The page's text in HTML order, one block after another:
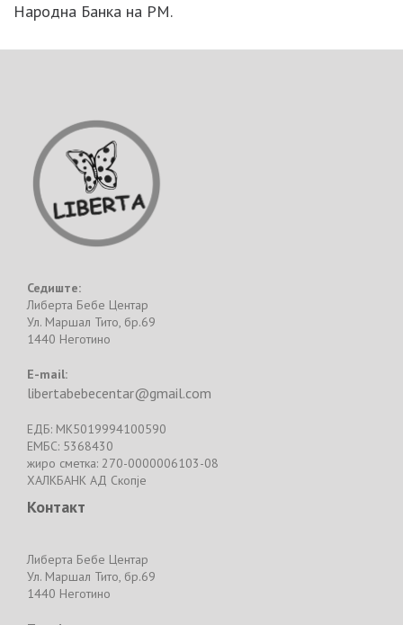
Народна Банка на РМ.
Седиште:
Либерта Бебе Центар
Ул. Маршал Тито, бр.69
1440 Неготино
E-mail:
libertabebecentar@gmail.com
ЕДБ: MK5019994100590
ЕМБС: 5368430
жиро сметка: 270-0000006103-08
ХАЛКБАНК АД Скопје
Контакт
Либерта Бебе Центар
Ул. Маршал Тито, бр.69
1440 Неготино